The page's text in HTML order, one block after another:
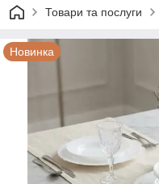
Товари та послуги
Новинка